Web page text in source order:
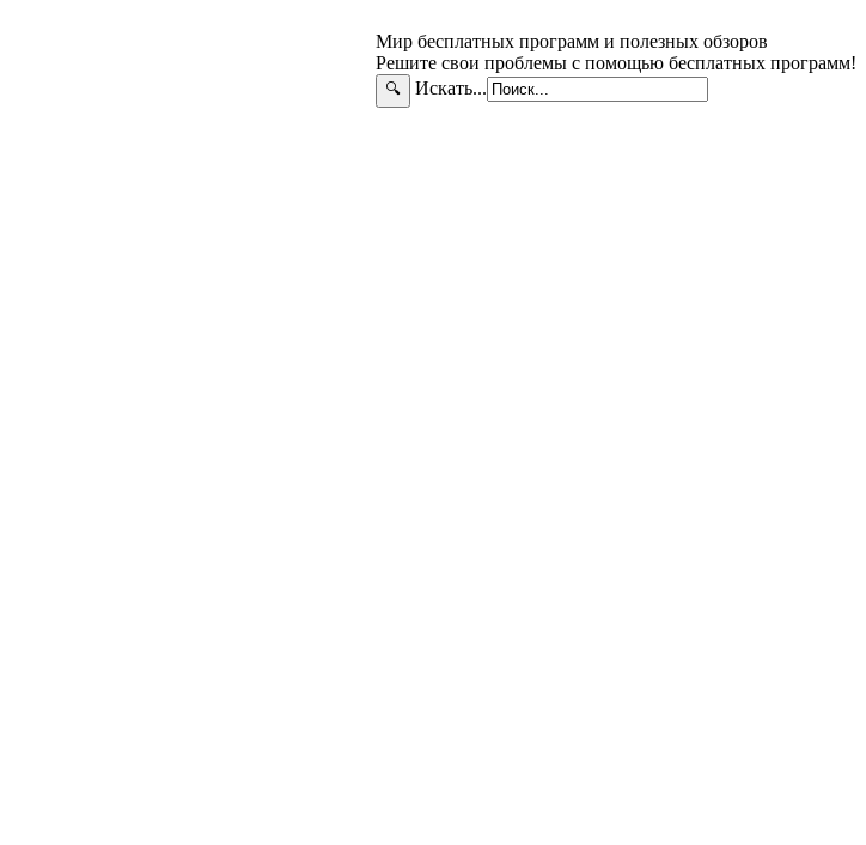
Мир бесплатных программ и полезных обзоров
Решите свои проблемы с помощью бесплатных программ!
🔍 Искать...